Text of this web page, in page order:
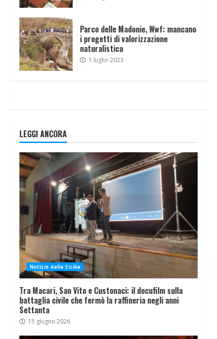
Parco delle Madonie, Wwf: mancano
i progetti di valorizzazione
naturalistica
1 luglio 2023
LEGGI ANCORA
Notizie dalla Sicilia
Tra Macari, San Vito e Custonaci: il docufilm sulla
battaglia civile che fermò la raffineria negli anni
Settanta
15 giugno 2026